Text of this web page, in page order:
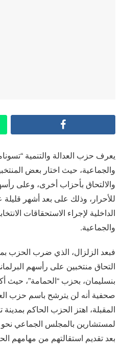
يعرف حزب العدالة والتنمية
والجماعية، حيث اختار بعض
والالتحاق بأحزاب أخرى، وعلى
للأحرار، وذلك على بعد أشهر
الداخلية لإجراء الاستحقاقات
والجماعية.
فبعد الزلزال، الذي ضرب
التحاق منتخبين على رأسهم
بنسليمان، بحزب “الحمامة”، حيث
صحفية أنه لن يترشح باسم حزب
المقبلة، اهتز الحزب الحاكم
لمستشارين بالمجلس الجماعي نحو
بعد تقديم استقالتهم من مهامهم